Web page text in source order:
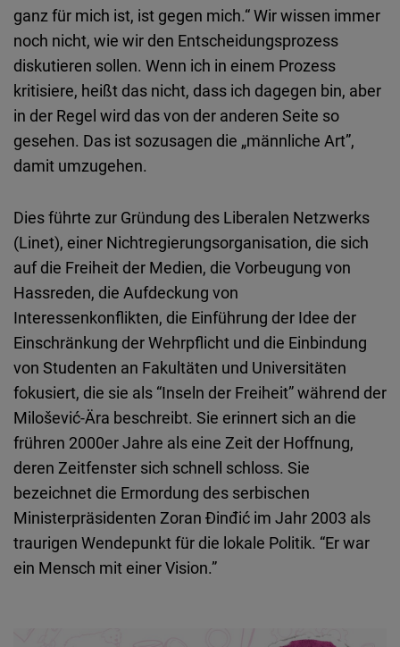
ganz für mich ist, ist gegen mich.“ Wir wissen immer
noch nicht, wie wir den Entscheidungsprozess
diskutieren sollen. Wenn ich in einem Prozess
kritisiere, heißt das nicht, dass ich dagegen bin, aber
in der Regel wird das von der anderen Seite so
gesehen. Das ist sozusagen die „männliche Art”,
damit umzugehen.
Dies führte zur Gründung des Liberalen Netzwerks
(Linet), einer Nichtregierungsorganisation, die sich
auf die Freiheit der Medien, die Vorbeugung von
Hassreden, die Aufdeckung von
Interessenkonflikten, die Einführung der Idee der
Einschränkung der Wehrpflicht und die Einbindung
von Studenten an Fakultäten und Universitäten
fokusiert, die sie als “Inseln der Freiheit” während der
Milošević-Ära beschreibt. Sie erinnert sich an die
frühren 2000er Jahre als eine Zeit der Hoffnung,
deren Zeitfenster sich schnell schloss. Sie
bezeichnet die Ermordung des serbischen
Ministerpräsidenten Zoran Ðinđić im Jahr 2003 als
traurigen Wendepunkt für die lokale Politik. “Er war
ein Mensch mit einer Vision.”